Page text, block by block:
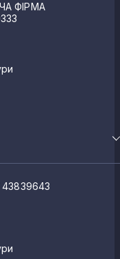
ФІРМА
43839643